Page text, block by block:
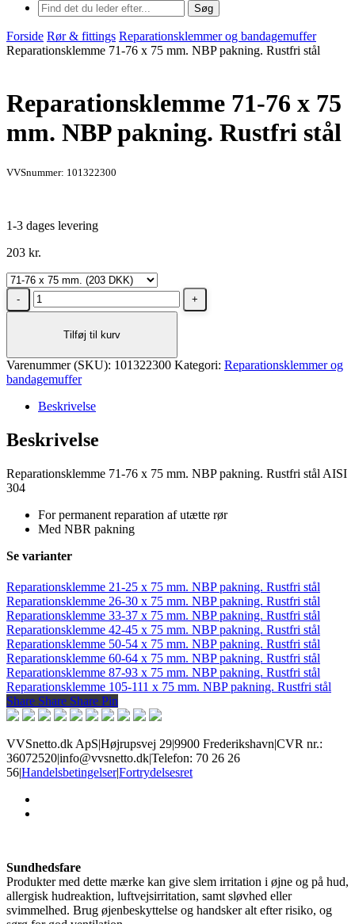
Søg
Forside Rør & fittings Reparationsklemmer og bandagemuffer
Reparationsklemme 71-76 x 75 mm. NBP pakning. Rustfri stål
Reparationsklemme 71-76 x 75
mm. NBP pakning. Rustfri stål
VVSnummer: 101322300
1-3 dages levering
203 kr.
Reparationsklemme
71-
mm.
NBP
Rustfri
antal
Tilføj til kurv
Varenummer (SKU): 101322300 Kategori: Reparationsklemmer og
bandagemuffer
Beskrivelse
Beskrivelse
Reparationsklemme 71-76 x 75 mm. NBP pakning. Rustfri stål AISI
304
For permanent reparation af utætte rør
Med NBR pakning
Se varianter
Reparationsklemme 21-25 x 75 mm. NBP pakning. Rustfri stål
Reparationsklemme 26-30 x 75 mm. NBP pakning. Rustfri stål
Reparationsklemme 33-37 x 75 mm. NBP pakning. Rustfri stål
Reparationsklemme 42-45 x 75 mm. NBP pakning. Rustfri stål
Reparationsklemme 50-54 x 75 mm. NBP pakning. Rustfri stål
Reparationsklemme 60-64 x 75 mm. NBP pakning. Rustfri stål
Reparationsklemme 87-93 x 75 mm. NBP pakning. Rustfri stål
Reparationsklemme 105-111 x 75 mm. NBP pakning. Rustfri stål
Share
Share Share Share Pin
VVSnetto.dk ApS|Højrupsvej 29|9900 Frederikshavn|CVR nr.:
36072520|info@vvsnetto.dk|Telefon: 70 26 26
56|Handelsbetingelser|Fortrydelsesret
Sundhedsfare
Produkter med dette mærke kan give slem irritation i øjne og på hud,
allergisk hudreaktion, luftvejsirritation, samt sløvhed eller
svimmelhed. Brug øjenbeskyttelse og handsker alt efter risiko, og